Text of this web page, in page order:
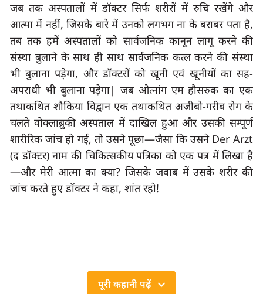
जब तक अस्पतालों में डॉक्टर सिर्फ शरीरों में रुचि रखेंगे और
आत्मा में नहीं, जिसके बारे में उनको लगभग ना के बराबर पता है,
तब तक हमें अस्पतालों को सार्वजनिक कानून लागू करने की
संस्था बुलाने के साथ ही साथ सार्वजनिक कत्ल करने की संस्था
भी बुलाना पड़ेगा, और डॉक्टरों को खूनी एवं खूनीयों का सह-
अपराधी भी बुलाना पड़ेगा| जब ओत्नांग एम हौसरुक का एक
तथाकथित शौकिया विद्वान एक तथाकथित अजीबो-गरीब रोग के
चलते वोक्लाब्रुकी अस्पताल में दाखिल हुआ और उसकी सम्पूर्ण
शारीरिक जांच हो गई, तो उसने पूछा—जैसा कि उसने Der Arzt
(द डॉक्टर) नाम की चिकित्सकीय पत्रिका को एक पत्र में लिखा है
—और मेरी आत्मा का क्या? जिसके जवाब में उसके शरीर की
जांच करते हुए डॉक्टर ने कहा, शांत रहो!